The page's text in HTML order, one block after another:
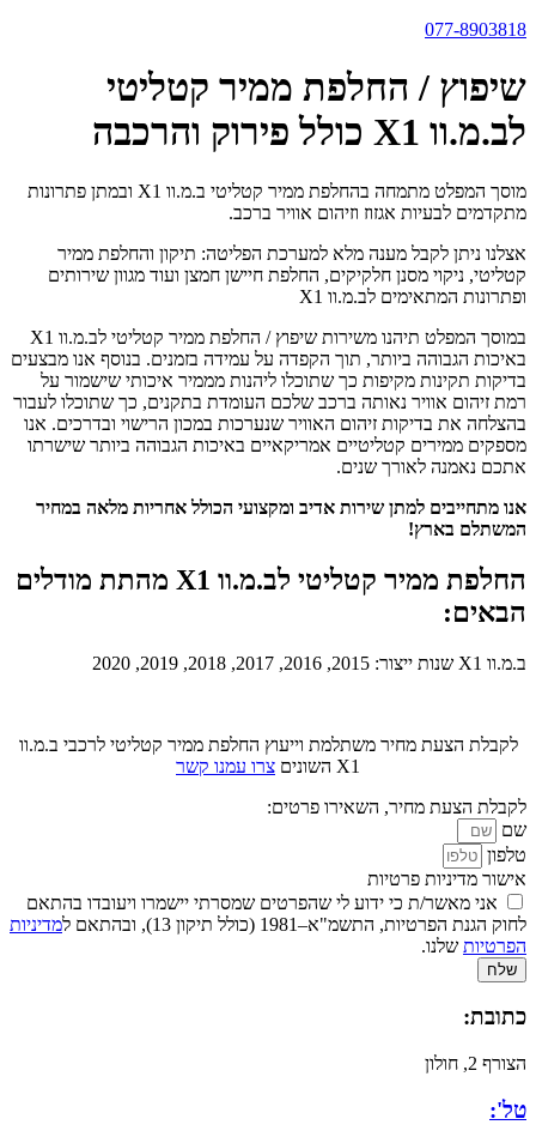
077-8903818
שיפוץ / החלפת ממיר קטליטי
לב.מ.וו X1 כולל פירוק והרכבה
מוסך המפלט מתמחה בהחלפת ממיר קטליטי ב.מ.וו X1 ובמתן פתרונות
מתקדמים לבעיות אגזוז וזיהום אוויר ברכב.
אצלנו ניתן לקבל מענה מלא למערכת הפליטה: תיקון והחלפת ממיר
קטליטי, ניקוי מסנן חלקיקים, החלפת חיישן חמצן ועוד מגוון שירותים
ופתרונות המתאימים לב.מ.וו X1
במוסך המפלט תיהנו משירות שיפוץ / החלפת ממיר קטליטי לב.מ.וו X1
באיכות הגבוהה ביותר, תוך הקפדה על עמידה בזמנים. בנוסף אנו מבצעים
בדיקות תקינות מקיפות כך שתוכלו ליהנות מממיר איכותי שישמור על
רמת זיהום אוויר נאותה ברכב שלכם העומדת בתקנים, כך שתוכלו לעבור
בהצלחה את בדיקות זיהום האוויר שנערכות במכון הרישוי ובדרכים. אנו
מספקים ממירים קטליטיים אמריקאיים באיכות הגבוהה ביותר שישרתו
אתכם נאמנה לאורך שנים.
אנו מתחייבים למתן שירות אדיב ומקצועי הכולל אחריות מלאה במחיר
המשתלם בארץ!
החלפת ממיר קטליטי לב.מ.וו X1 מהתת מודלים
הבאים:
ב.מ.וו X1 שנות ייצור: 2015, 2016, 2017, 2018, 2019, 2020
לקבלת הצעת מחיר משתלמת וייעוץ החלפת ממיר קטליטי לרכבי ב.מ.וו
X1 השונים
צרו עמנו קשר
לקבלת הצעת מחיר, השאירו פרטים:
שם
טלפון
אישור מדיניות פרטיות
אני מאשר/ת כי ידוע לי שהפרטים שמסרתי יישמרו ויעובדו בהתאם
לחוק הגנת הפרטיות, התשמ"א–1981 (כולל תיקון 13), ובהתאם ל
מדיניות
הפרטיות שלנו.
שלח
כתובת:
הצורף 2, חולון
טל':